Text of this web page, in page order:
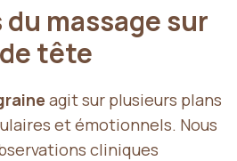
massage sur
tête
agit sur plusieurs plans
et émotionnels. Nous
cliniques